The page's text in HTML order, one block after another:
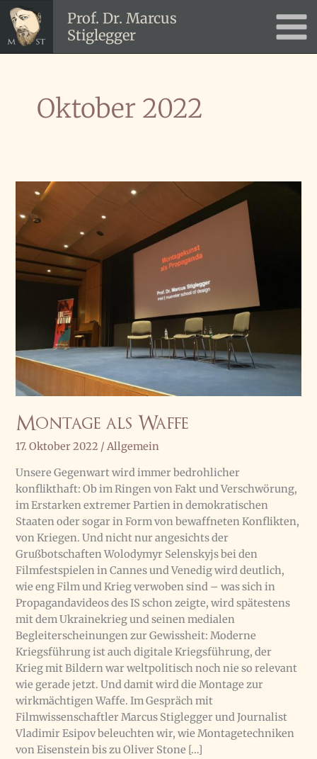
Zum
Inhalt
springen
Prof. Dr. Marcus
Stiglegger
Main
Oktober 2022
Montage als Waffe
17. Oktober 2022 /Allgemein
Unsere Gegenwart wird immer bedrohlicher
konflikthaft: Ob im Ringen von Fakt und Verschwörung,
im Erstarken extremer Partien in demokratischen
Staaten oder sogar in Form von bewaffneten Konflikten,
von Kriegen. Und nicht nur angesichts der
Grußbotschaften Wolodymyr Selenskyjs bei den
Filmfestspielen in Cannes und Venedig wird deutlich,
wie eng Film und Krieg verwoben sind – was sich in
Propagandavideos des IS schon zeigte, wird spätestens
mit dem Ukrainekrieg und seinen medialen
Begleiterscheinungen zur Gewissheit: Moderne
Kriegsführung ist auch digitale Kriegsführung, der
Krieg mit Bildern war weltpolitisch noch nie so relevant
wie gerade jetzt. Und damit wird die Montage zur
wirkmächtigen Waffe. Im Gespräch mit
Filmwissenschaftler Marcus Stiglegger und Journalist
Vladimir Esipov beleuchten wir, wie Montagetechniken
von Eisenstein bis zu Oliver Stone […]